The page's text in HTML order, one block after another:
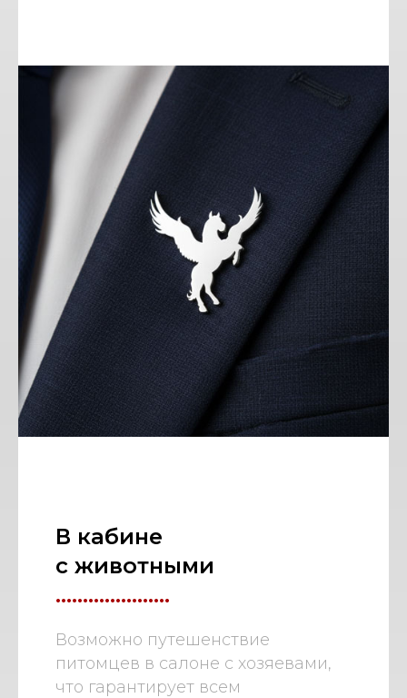
В кабине
с животными
.....................
Возможно путешенствие
питомцев в салоне с хозяевами,
что гарантирует всем